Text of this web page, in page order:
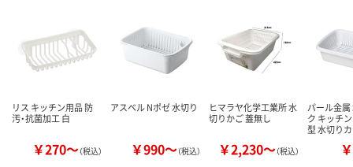
リス キッチン用品 防
汚・抗菌加工 白
￥270～（税込）
アスベル Nポゼ 水切り
￥990～（税込）
ヒマラヤ化学工業所 水
切りかご 蓋無し
￥2,230～（税込）
パール金
ク キッチ
型 水切り